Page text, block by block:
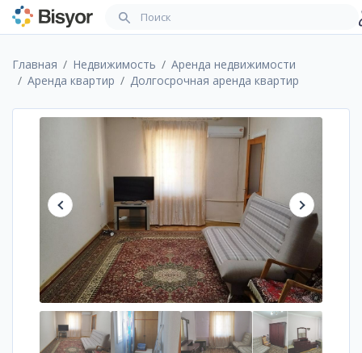
Главная Недвижимость
Аренда недвижимости
Аренда квартир
Долгосрочная аренда квартир